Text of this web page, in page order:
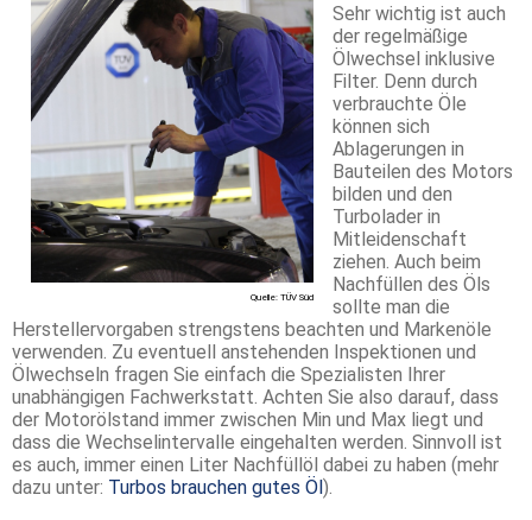
Quelle: TÜV Süd
Sehr wichtig ist auch
der regelmäßige
Ölwechsel inklusive
Filter. Denn durch
verbrauchte Öle
können sich
Ablagerungen in
Bauteilen des Motors
bilden und den
Turbolader in
Mitleidenschaft
ziehen. Auch beim
Nachfüllen des Öls
sollte man die
Herstellervorgaben strengstens beachten und Markenöle
verwenden. Zu eventuell anstehenden Inspektionen und
Ölwechseln fragen Sie einfach die Spezialisten Ihrer
unabhängigen Fachwerkstatt. Achten Sie also darauf, dass
der Motorölstand immer zwischen Min und Max liegt und
dass die Wechselintervalle eingehalten werden. Sinnvoll ist
es auch, immer einen Liter Nachfüllöl dabei zu haben (mehr
dazu unter: Turbos brauchen gutes Öl).